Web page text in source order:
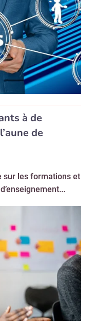
à de
de
sur les formations et